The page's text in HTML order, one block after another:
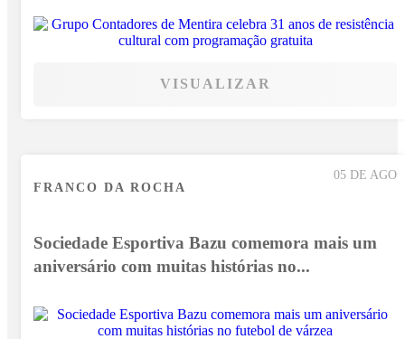
VISUALIZAR
05 DE AGO
FRANCO DA ROCHA
Sociedade Esportiva Bazu comemora mais um
aniversário com muitas histórias no...